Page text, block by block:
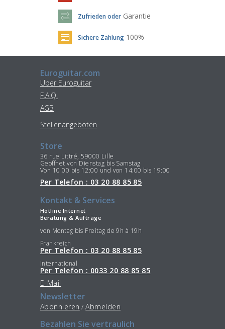
Zufrieden oder Garantie
Sichere Zahlung 100%
Euroguitar.com
Uber Euroguitar
F.A.Q.
AGB
Stellenangeboten
Store
36 rue Littré, 59000 Lille
Geöffnet von Dienstag bis Samstag
Von 10:00 bis 12:00 und von 14:00 bis 19:00
Per Telefon : 03 20 88 85 85
Kontakt & Services
Hotline Internet
Beratung & Aufträge
von Montag bis Freitag de 9h à 19h
Frankreich
Per Telefon : 03 20 88 85 85
International
Per Telefon : 0033 20 88 85 85
E-Mail
Newsletter
Abonnieren /Abmelden
Bezahlen Sie vertraulich